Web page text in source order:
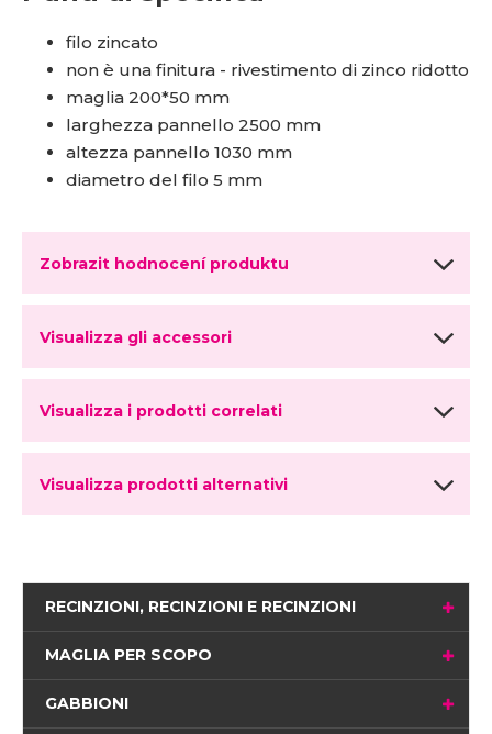
filo zincato
non è una finitura - rivestimento di zinco ridotto
maglia 200*50 mm
larghezza pannello 2500 mm
altezza pannello 1030 mm
diametro del filo 5 mm
Zobrazit hodnocení produktu
Visualizza gli accessori
Visualizza i prodotti correlati
Visualizza prodotti alternativi
RECINZIONI, RECINZIONI E RECINZIONI
MAGLIA PER SCOPO
GABBIONI